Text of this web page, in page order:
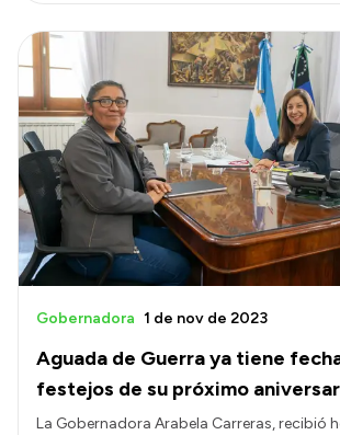
Aguada de Guerra ya tiene
festejos de su próximo
Gobernadora 1 de nov de 2023
La Gobernadora Arabela Carreras, recibió